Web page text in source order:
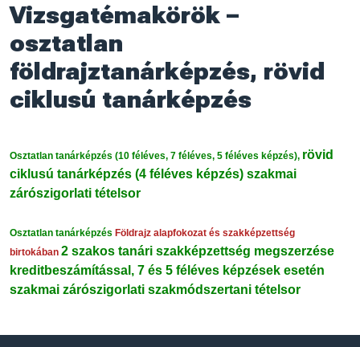
Vizsgatémakörök –
osztatlan
földrajztanárképzés, rövid
ciklusú tanárképzés
Osztatlan tanárképzés (10 féléves, 7 féléves, 5 féléves képzés), rövid
ciklusú tanárképzés (4 féléves képzés) szakmai
zárószigorlati tételsor
Osztatlan tanárképzés Földrajz alapfokozat és szakképzettség
birtokában 2 szakos tanári szakképzettség megszerzése
kreditbeszámítással, 7 és 5 féléves képzések esetén
szakmai zárószigorlati szakmódszertani tételsor